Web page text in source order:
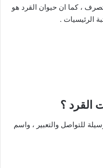
، كما ان حيوان القرد هو
الرئيسيات .
القرد ؟
للتواصل والتعبير ، واسم